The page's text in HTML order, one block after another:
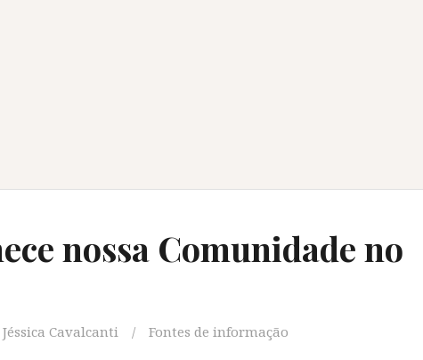
nossa Comunidade no
Jéssica Cavalcanti Fontes de informação